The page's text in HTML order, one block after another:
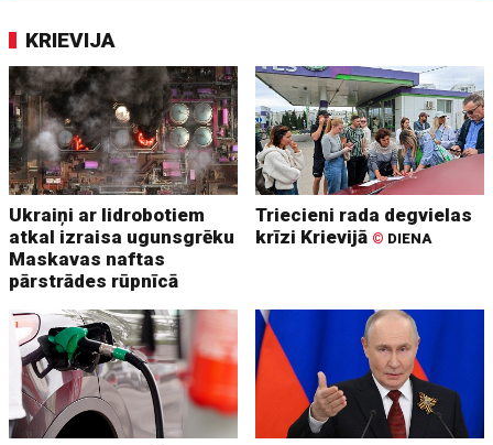
KRIEVIJA
Ukraiņi ar lidrobotiem
atkal izraisa ugunsgrēku
Maskavas naftas
pārstrādes rūpnīcā
Triecieni rada degvielas
krīzi Krievijā © DIENA